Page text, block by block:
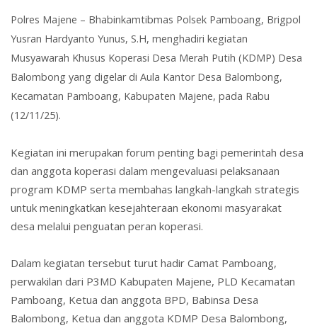
Polres Majene – Bhabinkamtibmas Polsek Pamboang, Brigpol
Yusran Hardyanto Yunus, S.H, menghadiri kegiatan
Musyawarah Khusus Koperasi Desa Merah Putih (KDMP) Desa
Balombong yang digelar di Aula Kantor Desa Balombong,
Kecamatan Pamboang, Kabupaten Majene, pada Rabu
(12/11/25).
Kegiatan ini merupakan forum penting bagi pemerintah desa
dan anggota koperasi dalam mengevaluasi pelaksanaan
program KDMP serta membahas langkah-langkah strategis
untuk meningkatkan kesejahteraan ekonomi masyarakat
desa melalui penguatan peran koperasi.
Dalam kegiatan tersebut turut hadir Camat Pamboang,
perwakilan dari P3MD Kabupaten Majene, PLD Kecamatan
Pamboang, Ketua dan anggota BPD, Babinsa Desa
Balombong, Ketua dan anggota KDMP Desa Balombong,